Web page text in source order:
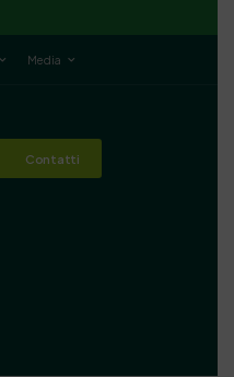
Media
Contatti